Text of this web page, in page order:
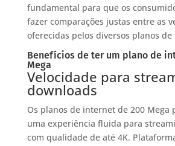
fundamental para que os
fazer comparações justas entre as
oferecidas pelos diversos planos
Benefícios de ter um plano de
Mega
Velocidade para
downloads
Os planos de internet de 200 Mega
uma experiência fluida para
com qualidade de até 4K.